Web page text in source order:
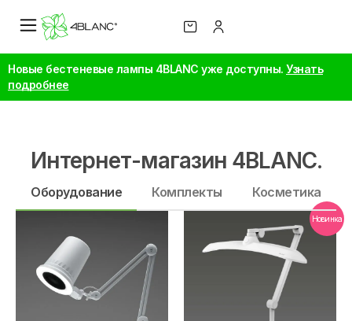
Новые бестеневые лампы 4BLANC уже доступны. Узнать
подробнее
Интернет-магазин 4BLANC.
Оборудование Комплекты Косметика
Новинка